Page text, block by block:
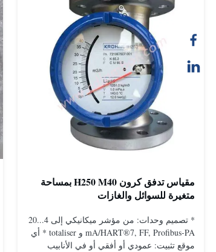
مقياس تدفق كرون H250 M40 بمساحة
متغيرة للسوائل والغازات
* تصميم وحدات: من مؤشر ميكانيكي إلى 4...20
mA/HART®7, FF, Profibus-PA و totaliser * أي
موقع تثبيت: عمودي أو أفقي أو في الأنابيب